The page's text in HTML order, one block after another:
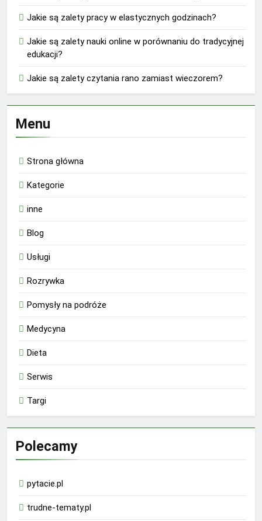
Jakie są zalety pracy w elastycznych godzinach?
Jakie są zalety nauki online w porównaniu do tradycyjnej
edukacji?
Jakie są zalety czytania rano zamiast wieczorem?
Menu
Strona główna
Kategorie
inne
Blog
Usługi
Rozrywka
Pomysły na podróże
Medycyna
Dieta
Serwis
Targi
Polecamy
pytacie.pl
trudne-tematy.pl